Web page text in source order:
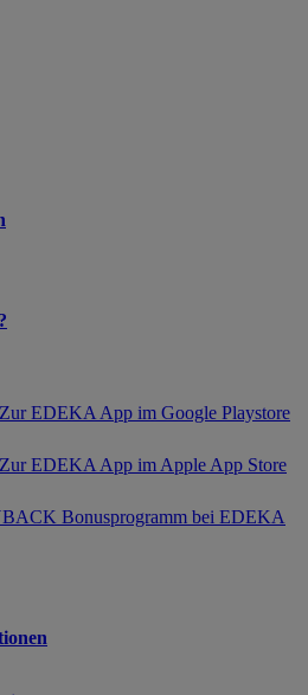
Zur EDEKA App im Google Playstore
Zur EDEKA App im Apple App Store
Bonusprogramm bei EDEKA